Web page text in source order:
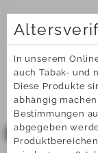
TOP
In unserem
auch Tabak- und
Diese Produkte
abhängig
Bestimmungen
abgegeben